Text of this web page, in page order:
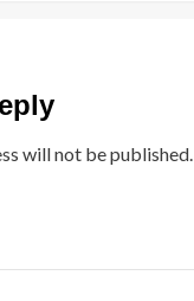
will not be published.